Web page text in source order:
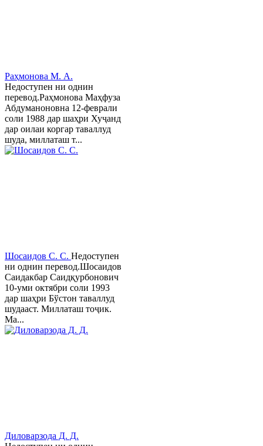
Раҳмонова М. А.
Недоступен ни однин
перевод.Раҳмонова Маҳфуза
Абдуманоновна 12-феврали
соли 1988 дар шаҳри Хуҷанд
дар оилаи коргар таваллуд
шуда, миллаташ т...
Шосаидов С. С. Недоступен
ни однин перевод.Шосаидов
Саидакбар Саидқурбонович
10-уми октябри соли 1993
дар шаҳри Бўстон таваллуд
шудааст. Миллаташ тоҷик.
Ма...
Диловарзода Д. Д.